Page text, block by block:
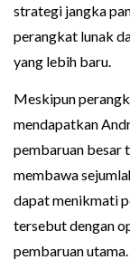
strategi jangka
perangkat lunak
yang lebih baru.
Meskipun
mendapatkan
pembaruan besar
membawa
dapat menikmati
tersebut dengan
pembaruan utama.